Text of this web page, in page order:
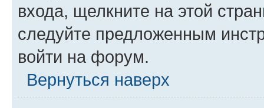
входа, щелкните на этой
следуйте предложенным
войти на форум.
Вернуться наверх